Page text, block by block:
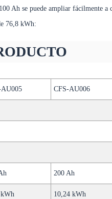
Ah se puede ampliar fácilmente a
76,8 kWh:
CFS-AU006
200 Ah
10,24 kWh